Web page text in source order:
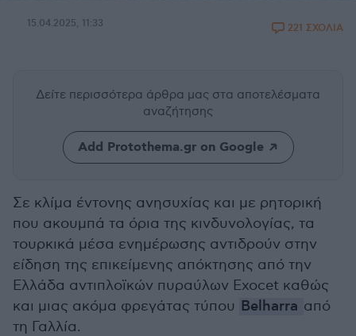
15.04.2025, 11:33 221 ΣΧΟΛΙΑ
Δείτε περισσότερα άρθρα μας στα αποτελέσματα
αναζήτησης
Add Protothema.gr on Google
Σε κλίμα έντονης ανησυχίας και με ρητορική
που ακουμπά τα όρια της κινδυνολογίας, τα
τουρκικά μέσα ενημέρωσης αντιδρούν στην
είδηση της επικείμενης απόκτησης από την
Ελλάδα αντιπλοϊκών πυραύλων Exocet καθώς
και μιας ακόμα φρεγάτας τύπου Belharra από
τη Γαλλία.